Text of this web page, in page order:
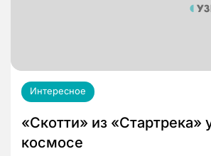
Интересное
«Скотти» из «Стартрека»
космосе